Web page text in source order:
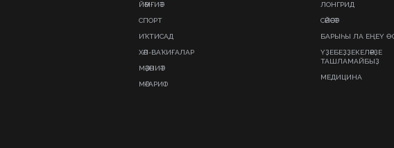
ЙӘМҒИӘТ
СПОРТ
ИҠТИСАД
ХӘЛ-ВАҠИҒАЛАР
МӘҘӘНИӘТ
МӘҒАРИФ
ЛОНГРИД
СӘЙӘСӘТ
БАРЫҺЫ ЛА ЕҢЕҮ
ҮҘЕБЕҘҘЕКЕЛӘРҘЕ
ТАШЛАМАЙБЫҘ
МЕДИЦИНА